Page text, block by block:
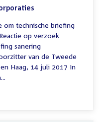
om technische briefing
op verzoek
sanering
van de Tweede
Haag, 14 juli 2017 In